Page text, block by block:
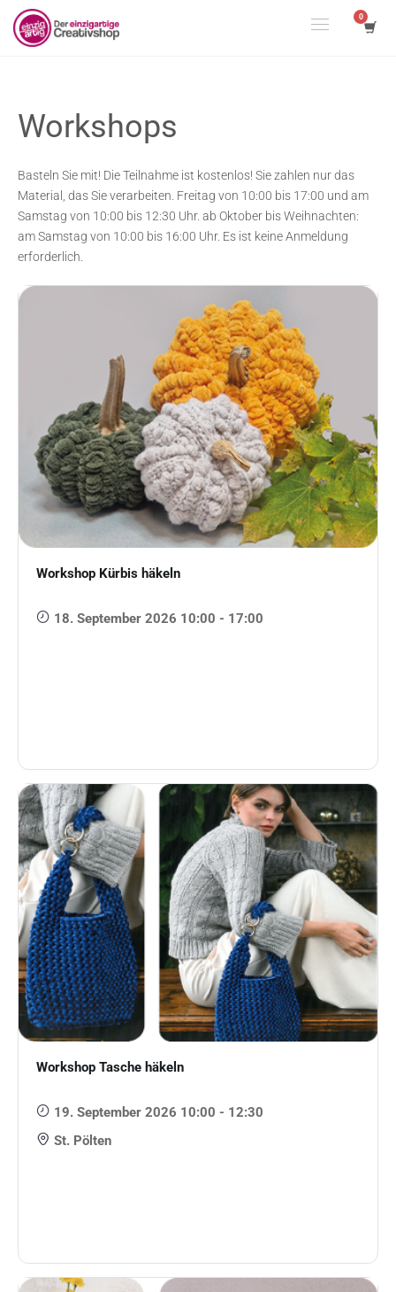
Workshops
Basteln Sie mit! Die Teilnahme ist kostenlos! Sie zahlen nur das
Material, das Sie verarbeiten. Freitag von 10:00 bis 17:00 und am
Samstag von 10:00 bis 12:30 Uhr. ab Oktober bis Weihnachten:
am Samstag von 10:00 bis 16:00 Uhr. Es ist keine Anmeldung
erforderlich.
Workshop Kürbis häkeln
18. September 2026 10:00 - 17:00
Workshop Tasche häkeln
19. September 2026 10:00 - 12:30
St. Pölten